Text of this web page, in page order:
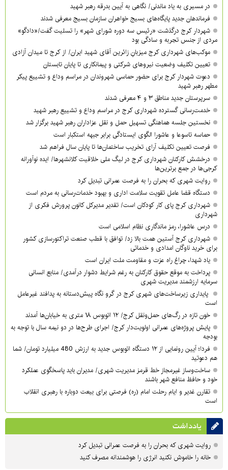
در مسیری به یاد ماندنی/ نگاهی به آیین بدرقه رهبر شهید
فرماندهان جدید پایگاه‌های بسیج خواهران سازمان بسیج معرفی شدند
شهردار کرج درگذشت «رئیس سه دوره شورای شهر» را تسلیت گفت/«دادگو»
مردی از جنس تجربه و سادگی بود
موکب‌های شهرداری کرج میزبانِ زائرین آقای شهید ایران/ از کرج تا میدان آزادی
تعیین تکلیف وضعیت نیروهای شرکتی و پیمانکاری تا پایان تابستان
دعوت شهردار کرج برای حضور حماسی شهروندان در مراسم وداع و تشییع پیکر
مطهر رهبر شهید
سرپرستان جدید مناطق ۳ و ۴ معرفی شدند
خدمت‌رسانی گسترده شهرداری کرج در مراسم وداع و تشییع رهبر شهید
نخستین جلسه هماهنگی تسهیل حمل و نقل عزاداران رهبر شهید برگزار شد
حماسه تاسوعا و عاشورا الگوی ایستادگی برابر جبهه استکبار است
فرصت تعیین تکلیف آرای تخریب ساختمان‌ها تا پایان سال فراهم شد
درخشش کارکنان شهرداری کرج در لیگ ملی خلاقیت کلانشهرها/ ایده نوآورانه
کرجی‌ها در جمع برترین‌ها
روایت شهری که بحران را به فرصت عمرانی تبدیل کرد
دستگاه قضا عامل تقویت سلامت اداری و بهبود خدمات‌رسانی به مردم است
شهرداری کرج پای کار کودکان است/ تقدیر مدیرکل کانون پرورش فکری از
شهرداری
درس عاشورا، رمز ماندگاری نظام اسلامی است
شهرداری کرج آستین همت بالا زد/ توافق با قطب صنعت تراکتورسازی کشور
برای خرید ناوگان امدادی و خدماتی
یاد شهدا، چراغ راه عزت و مقاومت ملت ایران است
پرداخت به موقع حقوق کارکنان به رغم شرایط دشوار درآمدی/ منابع انسانی
سرمایه ارزشمند مدیریت شهری
پایداری زیرساخت‌های شهری کرج در گرو نگاه پیش‌دستانه به پدافند غیرعامل
است
خون تازه در رگ‌های حمل‌ونقل کرج/ ۱۲ اتوبوس ۱۸ متری به خیابان‌ها آمدند
پایش پروژه‌های عمرانی اولویت‌دار کرج/ اجرای طرح‌ها در دو نیمه سال با توجه به
بودجه
فردا؛ آیین رونمایی از ۱۲ دستگاه اتوبوس جدید به ارزش 480 میلیارد تومان/ شما
هم دعوتید
ساخت‌وساز غیرمجاز خط قرمز مدیریت شهری‌/ مدیران باید پاسخگوی عملکرد
خود و حافظ منافع شهر باشند
تقارن غدیر و ایام رحلت امام (ره) فرصتی برای بیعت دوباره با رهبری انقلاب
است
یادداشت
روایت شهری که بحران را به فرصت عمرانی تبدیل کرد
خانه را خاموش نکنید انرژی را هوشمندانه مصرف کنید